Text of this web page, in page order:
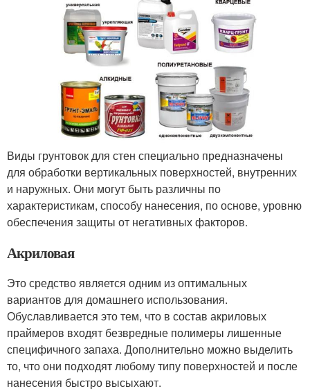
Виды грунтовок для стен специально предназначены
для обработки вертикальных поверхностей, внутренних
и наружных. Они могут быть различны по
характеристикам, способу нанесения, по основе, уровню
обеспечения защиты от негативных факторов.
Акриловая
Это средство является одним из оптимальных
вариантов для домашнего использования.
Обуславливается это тем, что в состав акриловых
праймеров входят безвредные полимеры лишенные
специфичного запаха. Дополнительно можно выделить
то, что они подходят любому типу поверхностей и после
нанесения быстро высыхают.